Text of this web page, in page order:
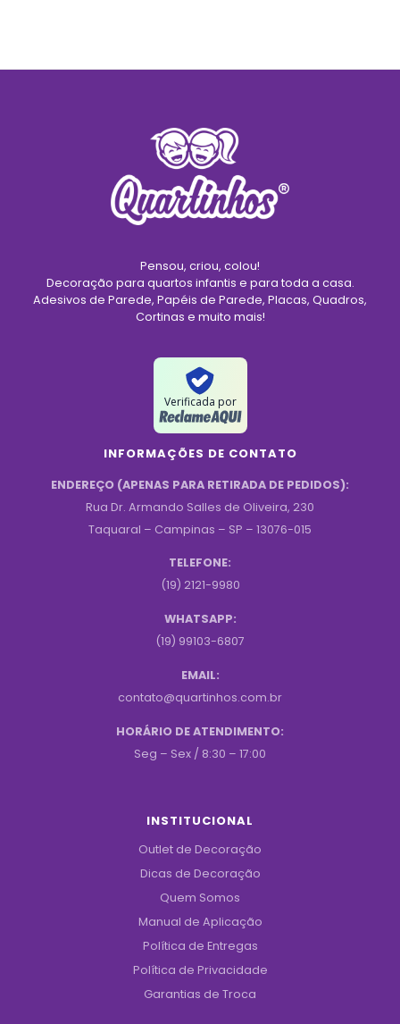
Pensou, criou, colou!
Decoração para quartos infantis e para toda a casa.
Adesivos de Parede, Papéis de Parede, Placas, Quadros,
Cortinas e muito mais!
Verificada por
INFORMAÇÕES DE CONTATO
ENDEREÇO (APENAS PARA RETIRADA DE PEDIDOS):
Rua Dr. Armando Salles de Oliveira, 230
Taquaral – Campinas – SP – 13076-015
TELEFONE:
(19) 2121-9980
WHATSAPP:
(19) 99103-6807
EMAIL:
contato@quartinhos.com.br
HORÁRIO DE ATENDIMENTO:
Seg – Sex / 8:30 – 17:00
INSTITUCIONAL
Outlet de Decoração
Dicas de Decoração
Quem Somos
Manual de Aplicação
Política de Entregas
Política de Privacidade
Garantias de Troca